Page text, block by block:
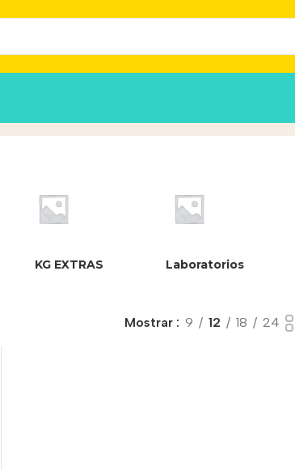
KG EXTRAS Laboratorios
Mostrar 9 12 18 24